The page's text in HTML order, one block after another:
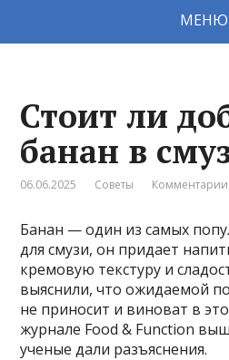
МЕНЮ
Стоит ли
банан в
06.06.2025 Советы
Банан — один из самых
для смузи, он придает
кремовую текстуру и
выяснили, что ожидаемой
не приносит и виноват в
журнале Food & Function
ученые дали разъяснения.